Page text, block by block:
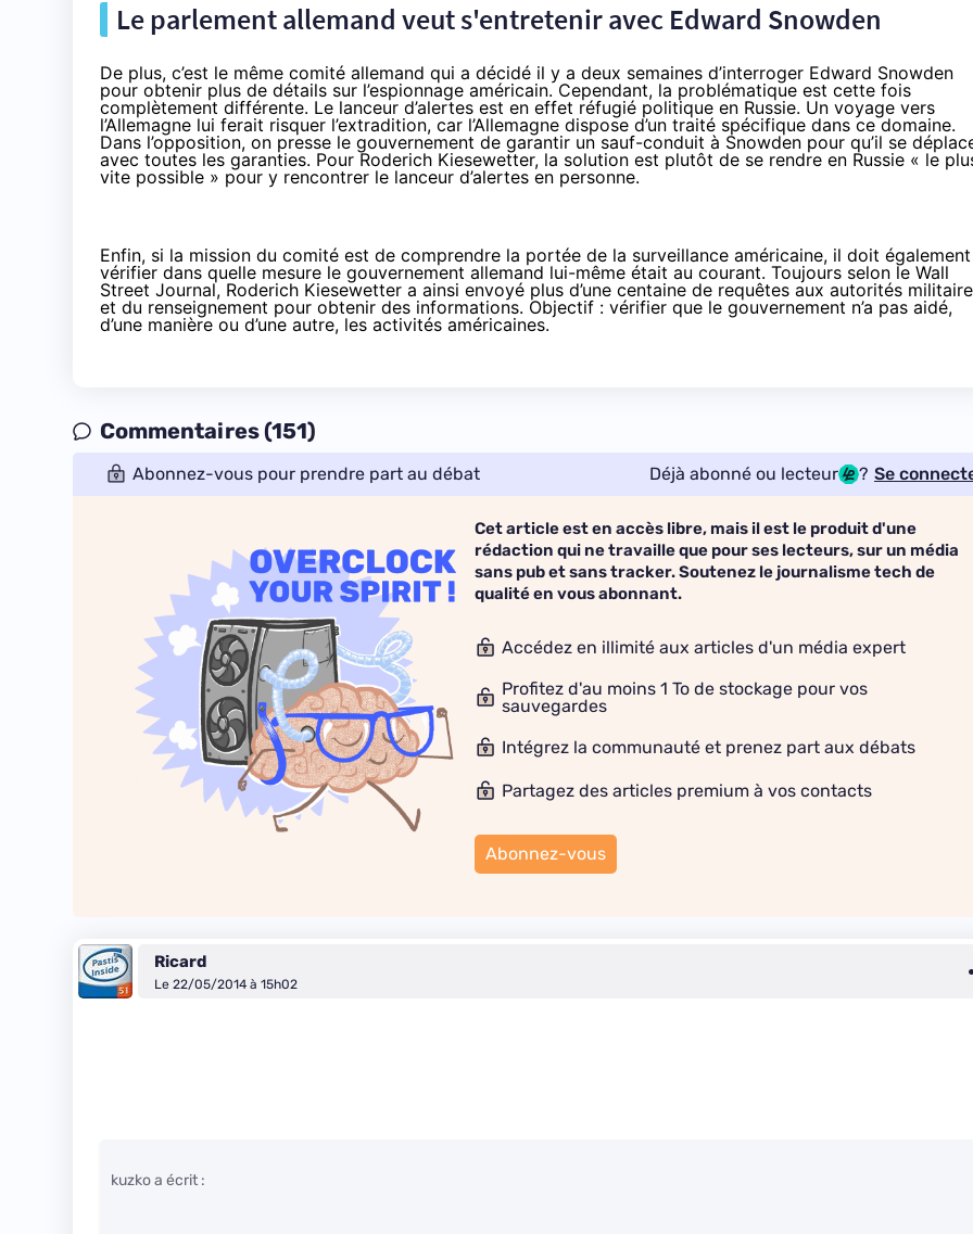
Le parlement allemand veut s'entretenir avec Edward Snowden
De plus, c’est le même comité allemand qui a décidé il y a deux semaines d’interroger Edward Snowden
pour obtenir plus de détails sur l’espionnage américain. Cependant, la problématique est cette fois
complètement différente. Le lanceur d’alertes est en effet réfugié politique en Russie. Un voyage vers
l’Allemagne lui ferait risquer l’extradition, car l’Allemagne dispose d’un traité spécifique dans ce domaine.
Dans l’opposition, on presse le gouvernement de garantir un sauf-conduit à Snowden pour qu’il se
avec toutes les garanties. Pour Roderich Kiesewetter, la solution est plutôt de se rendre en Russie « le
vite possible » pour y rencontrer le lanceur d’alertes en personne.
Enfin, si la mission du comité est de comprendre la portée de la surveillance américaine, il doit également
vérifier dans quelle mesure le gouvernement allemand lui-même était au courant. Toujours selon le Wall
Street Journal, Roderich Kiesewetter a ainsi envoyé plus d’une centaine de requêtes aux autorités
et du renseignement pour obtenir des informations. Objectif : vérifier que le gouvernement n’a pas aidé,
d’une manière ou d’une autre, les activités américaines.
Commentaires (151)
Abonnez-vous pour prendre part au débat Déjà abonné ou lecteur ? Se
Cet article est en accès libre, mais il est le produit d'une
rédaction qui ne travaille que pour ses lecteurs, sur un média
sans pub et sans tracker. Soutenez le journalisme tech de
qualité en vous abonnant.
Accédez en illimité aux articles d'un média expert
Profitez d'au moins 1 To de stockage pour vos
sauvegardes
Intégrez la communauté et prenez part aux débats
Partagez des articles premium à vos contacts
Abonnez-vous
Ricard
Le 22/05/2014 à 15h02
kuzko a écrit :